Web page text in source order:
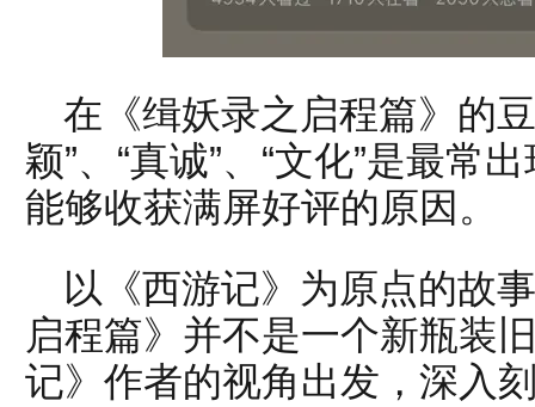
在《缉妖录之启程篇》的
颖”、“真诚”、“文化”是最常
能够收获满屏好评的原因。
以《西游记》为原点的故
启程篇》并不是一个新瓶装
记》作者的视角出发，深入